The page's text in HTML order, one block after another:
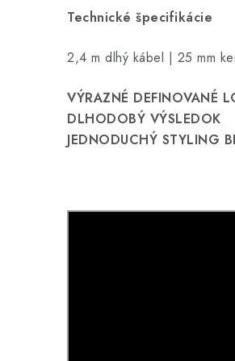
Technické špecifikácie
2,4 m dlhý kábel | 25 mm
VÝRAZNÉ DEFINOVANÉ
DLHODOBÝ VÝSLEDOK
JEDNODUCHÝ STYLING